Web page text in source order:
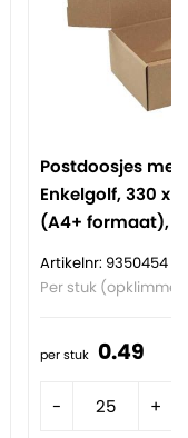
Postdoosjes met
Enkelgolf, 330 x
(A4+ formaat),
Artikelnr: 9350454
Per stuk
per stuk 0.49
- +